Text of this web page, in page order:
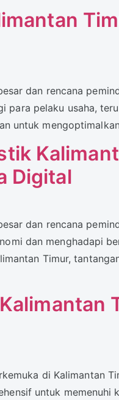
dan rencana
pelaku usaha,
untuk
Digital
dan rencana
dan menghadapi
Timur,
di Kalimantan
untuk memenuhi